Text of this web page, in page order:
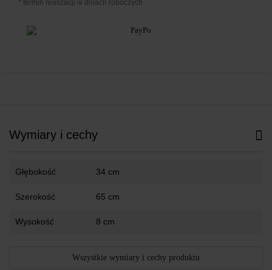
* termin realizacji w dniach roboczych
Wymiary i cechy
Głębokość 34 cm
Szerokość 65 cm
Wysokość 8 cm
Wszystkie wymiary i cechy produktu